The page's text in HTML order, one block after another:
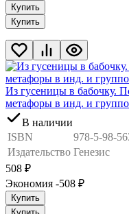
Купить
Купить
Из гусеницы в бабочку.
метафоры в инд. и
В наличии
ISBN
978-5-98-
Издательство Генезис
508 ₽
Экономия -508 ₽
Купить